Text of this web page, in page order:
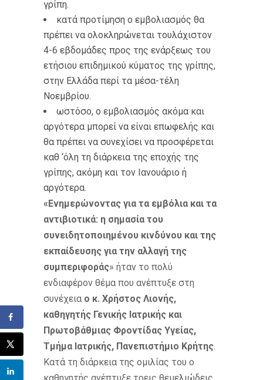
γρίπη.
κατά προτίμηση ο εμβολιασμός θα
πρέπει να ολοκληρώνεται τουλάχιστον
4-6 εβδομάδες προς της ενάρξεως του
ετήσιου επιδημικού κύματος της γρίπης,
στην Ελλάδα περί τα μέσα-τέλη
Νοεμβρίου.
ωστόσο, ο εμβολιασμός ακόμα και
αργότερα μπορεί να είναι επωφελής και
θα πρέπει να συνεχίσει να προσφέρεται
καθ ‘όλη τη διάρκεια της εποχής της
γρίπης, ακόμη και τον Ιανουάριο ή
αργότερα.
«Ενημερώνοντας για τα εμβόλια και τα
αντιβιοτικά: η σημασία του
συνειδητοποιημένου κινδύνου και της
εκπαίδευσης για την αλλαγή της
συμπεριφοράς» ήταν το πολύ
ενδιαφέρον θέμα που ανέπτυξε στη
συνέχεια ο κ. Χρήστος Λιονής,
καθηγητής Γενικής Ιατρικής και
Πρωτοβάθμιας Φροντίδας Υγείας,
Τμήμα Ιατρικής, Πανεπιστήμιο Κρήτης.
Κατά τη διάρκεια της ομιλίας του ο